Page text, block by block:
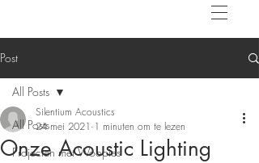
Post
All Posts
Projecten met Woopies
All Posts
Onze Acoustic Lighting
Silentium Acoustics
24 mei 2021 1 minuten om te lezen